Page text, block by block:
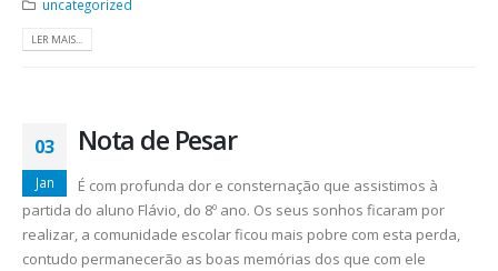
uncategorized
LER MAIS...
03
Jan
Nota de Pesar
É com profunda dor e consternação que assistimos à
partida do aluno Flávio, do 8º ano. Os seus sonhos ficaram por
realizar, a comunidade escolar ficou mais pobre com esta perda,
contudo permanecerão as boas memórias dos que com ele